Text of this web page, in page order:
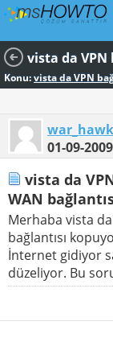
Konu:vista da VPN
war_hawk
01-09-2009
vista da
WAN
Merhaba vista da
bağlantısı
İnternet gidiyor
düzeliyor. Bu